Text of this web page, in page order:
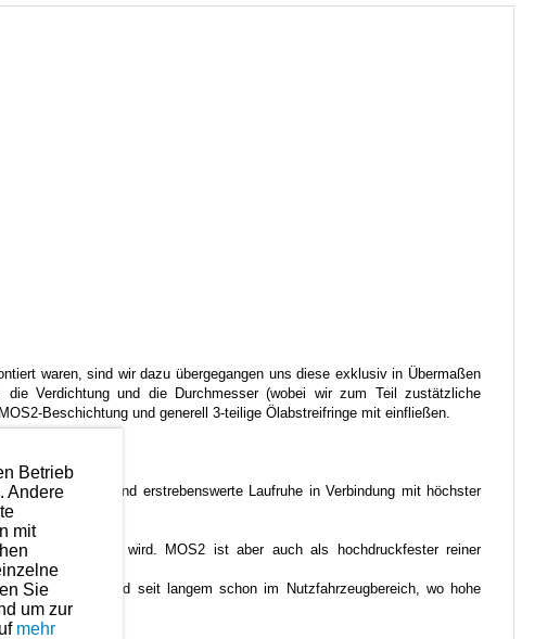
waren, sind wir dazu übergegangen uns diese exklusiv in Übermaßen
Verdichtung und die Durchmesser (wobei wir zum Teil zustätzliche
Beschichtung und generell 3-teilige Ölabstreifringe mit einfließen.
bestmögliche und erstrebenswerte Laufruhe in Verbindung mit höchster
beigemischt wird. MOS2 ist aber auch als hochdruckfester reiner
Herstellern und seit langem schon im Nutzfahrzeugbereich, wo hohe
Stück rechnen.
Betrieb
Andere
mit
Sie
um zur
mehr